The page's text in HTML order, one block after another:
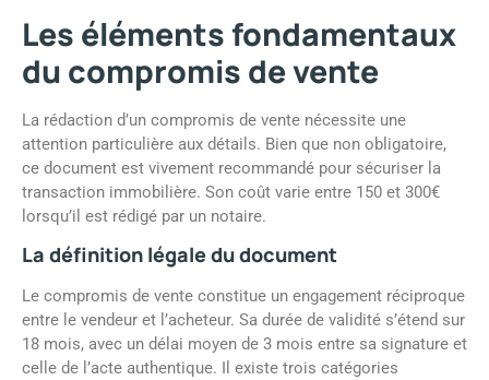
Les éléments fondamentaux
du compromis de vente
La rédaction d’un compromis de vente nécessite une
attention particulière aux détails. Bien que non obligatoire,
ce document est vivement recommandé pour sécuriser la
transaction immobilière. Son coût varie entre 150 et 300€
lorsqu’il est rédigé par un notaire.
La définition légale du document
Le compromis de vente constitue un engagement réciproque
entre le vendeur et l’acheteur. Sa durée de validité s’étend sur
18 mois, avec un délai moyen de 3 mois entre sa signature et
celle de l’acte authentique. Il existe trois catégories